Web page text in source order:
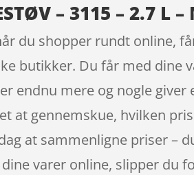
– 3115 – 2.7
du shopper rundt online,
butikker. Du får med dine
endnu mere og nogle
at gennemskue, hvilken
at sammenligne priser –
varer online, slipper du